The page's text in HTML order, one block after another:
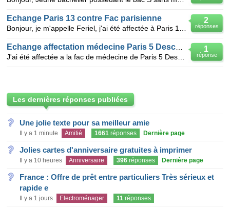
2
réponses
Echange Paris 13 contre Fac parisienne
1
réponse
Les dernières réponses publiées
Une jolie texte pour sa meilleur amie
Il y a 1 minute Amitié 1661 réponses Dernière page
Jolies cartes d'anniversaire gratuites à imprimer
Il y a 10 heures Anniversaire 396 réponses Dernière page
France : Offre de prêt entre particuliers Très sérieux et
rapide e
Il y a 1 jours Electroménager 11 réponses